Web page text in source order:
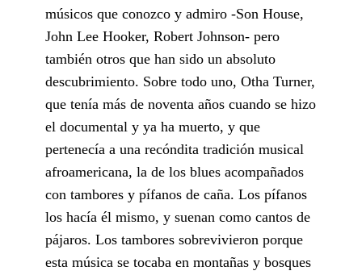
músicos que conozco y admiro -Son House,
John Lee Hooker, Robert Johnson- pero
también otros que han sido un absoluto
descubrimiento. Sobre todo uno, Otha Turner,
que tenía más de noventa años cuando se hizo
el documental y ya ha muerto, y que
pertenecía a una recóndita tradición musical
afroamericana, la de los blues acompañados
con tambores y pífanos de caña. Los pífanos
los hacía él mismo, y suenan como cantos de
pájaros. Los tambores sobrevivieron porque
esta música se tocaba en montañas y bosques